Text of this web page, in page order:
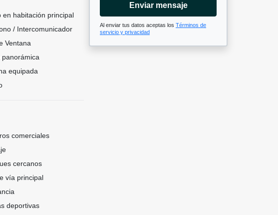
en habitación principal
/ Intercomunicador
Ventana
panorámica
equipada
comerciales
cercanos
vía principal
deportivas
Enviar mensaje
Al enviar tus datos aceptas los Términos de
servicio y privacidad